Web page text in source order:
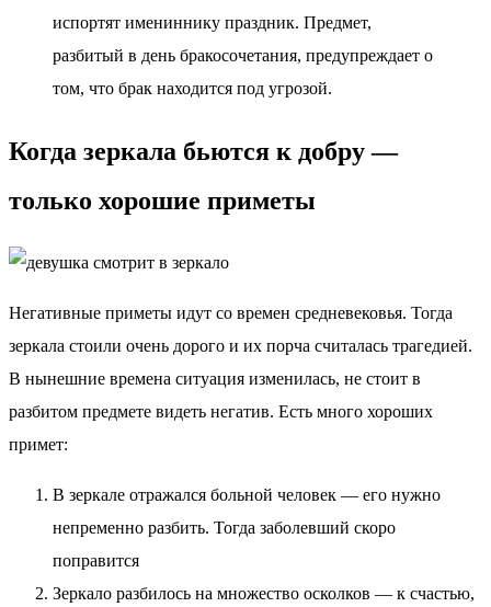
испортят имениннику праздник. Предмет,
разбитый в день бракосочетания, предупреждает о
том, что брак находится под угрозой.
Когда зеркала бьются к добру —
только хорошие приметы
Негативные приметы идут со времен средневековья. Тогда
зеркала стоили очень дорого и их порча считалась трагедией.
В нынешние времена ситуация изменилась, не стоит в
разбитом предмете видеть негатив. Есть много хороших
примет:
В зеркале отражался больной человек — его нужно
непременно разбить. Тогда заболевший скоро
поправится
Зеркало разбилось на множество осколков — к счастью,